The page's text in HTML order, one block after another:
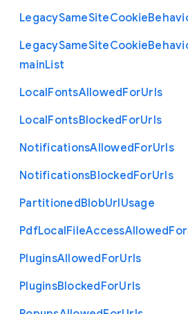
LegacySameSiteCookie
LegacySameSiteCookie
mainList
LocalFontsAllowedForUrls
LocalFontsBlockedForUrls
NotificationsAllowedForUrls
NotificationsBlockedForUrls
PartitionedBlobUrlUsage
PdfLocalFileAccessAllowedFor
PluginsAllowedForUrls
PluginsBlockedForUrls